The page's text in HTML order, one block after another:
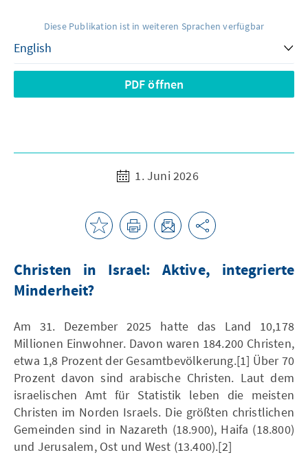
Diese Publikation ist in weiteren Sprachen verfügbar
PDF öffnen
1. Juni 2026
Christen in Israel: Aktive, integrierte
Minderheit?
Am 31. Dezember 2025 hatte das Land 10,178
Millionen Einwohner. Davon waren 184.200 Christen,
etwa 1,8 Prozent der Gesamtbevölkerung.[1] Über 70
Prozent davon sind arabische Christen. Laut dem
israelischen Amt für Statistik leben die meisten
Christen im Norden Israels. Die größten christlichen
Gemeinden sind in Nazareth (18.900), Haifa (18.800)
und Jerusalem, Ost und West (13.400).[2]